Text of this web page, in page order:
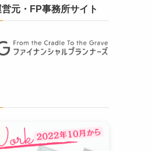
元・FP事務所サイト